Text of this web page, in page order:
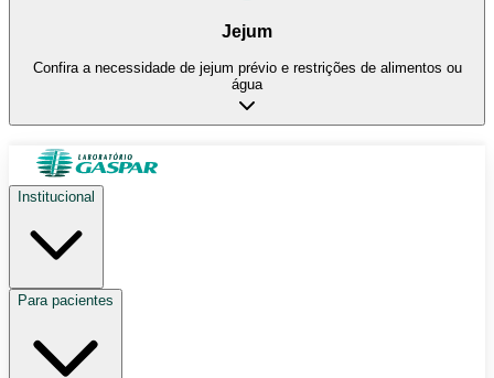
Jejum
Confira a necessidade de jejum prévio e restrições de alimentos ou
água
Institucional
Para pacientes